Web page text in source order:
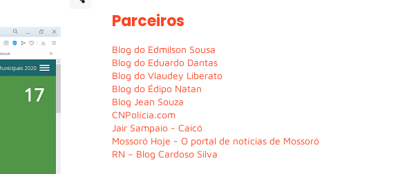
Parceiros
Blog do Edmilson Sousa
Blog do Eduardo Dantas
Blog do Vlaudey Liberato
Blog do Édipo Natan
Blog Jean Souza
CNPolícia.com
Jair Sampaio - Caicó
Mossoró Hoje - O portal de notícias de Mossoró
RN – Blog Cardoso Silva